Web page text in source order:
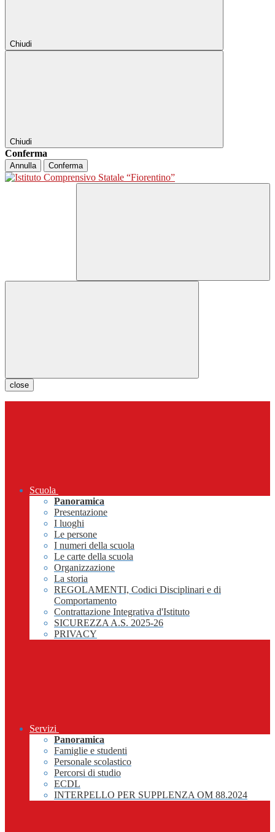
Chiudi
Chiudi
Conferma
Annulla Conferma
close
Scuola
Panoramica
Presentazione
I luoghi
Le persone
I numeri della scuola
Le carte della scuola
Organizzazione
La storia
REGOLAMENTI, Codici Disciplinari e di
Comportamento
Contrattazione Integrativa d'Istituto
SICUREZZA A.S. 2025-26
PRIVACY
Servizi
Panoramica
Famiglie e studenti
Personale scolastico
Percorsi di studio
ECDL
INTERPELLO PER SUPPLENZA OM 88.2024